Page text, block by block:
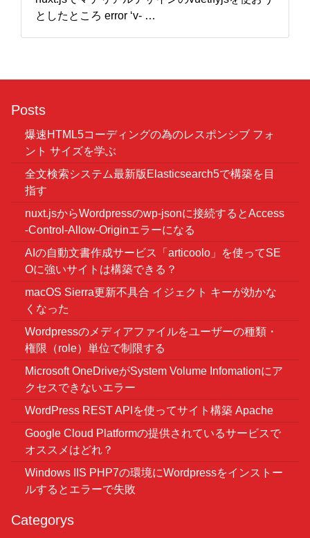
としたところ error ‘v- …
Posts
爆速HTML5コーディングの為のレスポンシブ フォ
ント サイズを学ぶ
全文検索システム最新版Elasticsearch5で構築を目
指す
nuxt.jsからWordpressのwp-jsonに接続するとAccess
-Control-Allow-Originエラーになる
AIの自動文書作成サービス「articoolo」を使ってSE
Oに強いサイトは構築できる？
macOS Sierra更新不具合 イジェクト キーが効かな
くなった
Wordpressのメディアファイルをユーザーの種類・
権限（role）単位で制限する
Microsoft OneDriveがSystem Volume Infomationにア
クセスできないエラー
WordPress REST APIを使ってサイト構築 Apache
Google Cloud Platformの提供されているサービスで
オススメはどれ？
Windows IIS PHP7の環境にWordpressをインストー
ルするとエラーで失敗
Categorys